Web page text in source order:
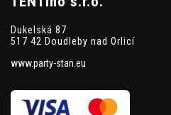
Dukelská 87
517 42 Doudleby nad Orlicí
www.party-stan.eu